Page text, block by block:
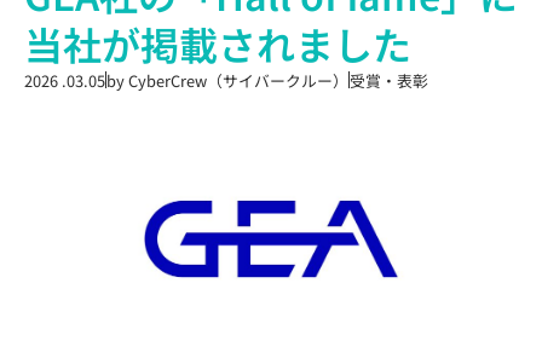
当社が掲載されました
2026 .03.05byCyberCrew（サイバークルー） 受賞・表彰